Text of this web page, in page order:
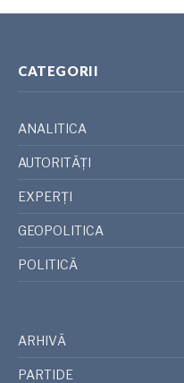
CATEGORII
ANALITICA
AUTORITĂȚI
EXPERȚI
GEOPOLITICA
POLITICĂ
ARHIVĂ
PARTIDE